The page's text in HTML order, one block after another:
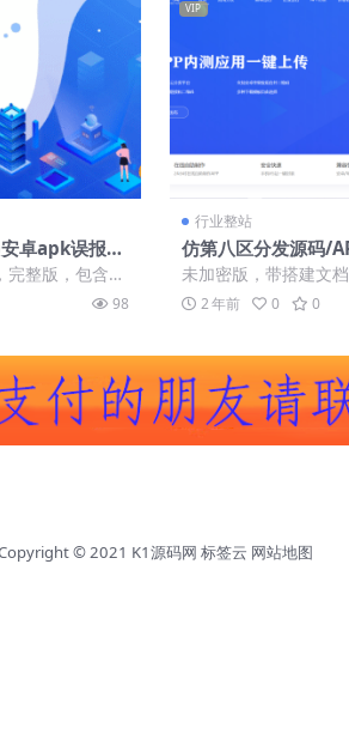
卓apk误报毒
随机更换包名
整版，包含上
以使用自定义证
98
VIP
行业整站
仿第八区分发源码/
s免签封装打包/H5封
名【未加密版】
未加密版，带搭建文
卓、苹果和免签描述
苹果合并...
2 年前 0 0
© 2021 K1源码网 标签云 网站地图